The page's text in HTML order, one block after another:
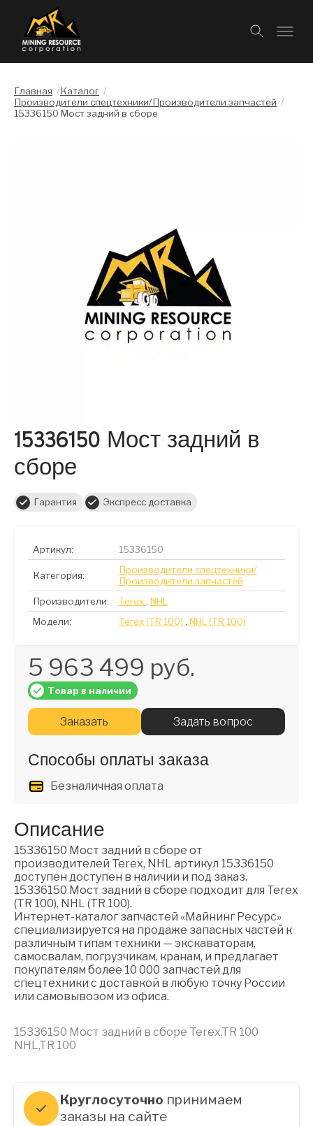
Главная /Каталог /
Производители спецтехники/Производители запчастей /
15336150 Мост задний в сборе
15336150 Мост задний в
сборе
Гарантия Экспресс доставка
Артикул: 15336150
Категория:
Производители спецтехники/
Производители запчастей
Производители:
Terex , NHL
Модели:
Terex (TR 100) , NHL (TR 100)
5 963 499 руб.
Товар в наличии
Заказать Задать вопрос
Способы оплаты заказа
Безналичная оплата
Описание
15336150 Мост задний в сборе от
производителей Terex, NHL артикул 15336150
доступен доступен в наличии и под заказ.
15336150 Мост задний в сборе подходит для Terex
(TR 100), NHL (TR 100).
Интернет-каталог запчастей «Майнинг Ресурс»
специализируется на продаже запасных частей к
различным типам техники — экскаваторам,
самосвалам, погрузчикам, кранам, и предлагает
покупателям более 10 000 запчастей для
спецтехники с доставкой в любую точку России
или самовывозом из офиса.
15336150 Мост задний в сборе Terex,TR 100
NHL,TR 100
Круглосуточно принимаем
заказы на сайте